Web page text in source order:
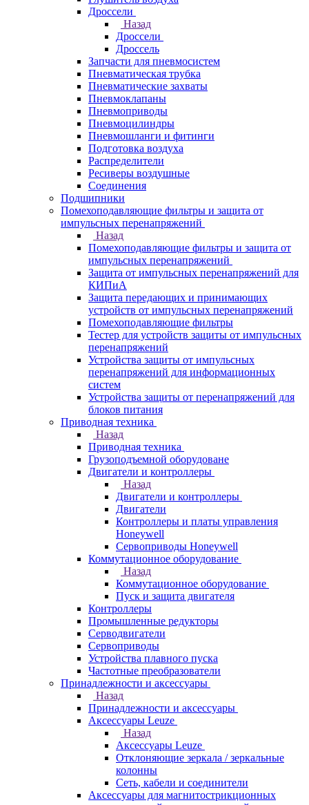
Дроссели
Назад
Дроссели
Дроссель
Запчасти для пневмосистем
Пневматическая трубка
Пневматические захваты
Пневмоклапаны
Пневмоприводы
Пневмоцилиндры
Пневмошланги и фитинги
Подготовка воздуха
Распределители
Ресиверы воздушные
Соединения
Подшипники
Помехоподавляющие фильтры и защита от
импульсных перенапряжений
Назад
Помехоподавляющие фильтры и защита от
импульсных перенапряжений
Защита от импульсных перенапряжений для
КИПиА
Защита передающих и принимающих
устройств от импульсных перенапряжений
Помехоподавляющие фильтры
Тестер для устройств защиты от импульсных
перенапряжений
Устройства защиты от импульсных
перенапряжений для информационных
систем
Устройства защиты от перенапряжений для
блоков питания
Приводная техника
Назад
Приводная техника
Грузоподъемной оборудоване
Двигатели и контроллеры
Назад
Двигатели и контроллеры
Двигатели
Контроллеры и платы управления
Honeywell
Сервоприводы Honeywell
Коммутационное оборудование
Назад
Коммутационное оборудование
Пуск и защита двигателя
Контроллеры
Промышленные редукторы
Серводвигатели
Сервоприводы
Устройства плавного пуска
Частотные преобразователи
Принадлежности и аксессуары
Назад
Принадлежности и аксессуары
Аксессуары Leuze
Назад
Аксессуары Leuze
Отклоняющие зеркала / зеркальные
колонны
Сеть, кабели и соединители
Аксессуары для магнитострикционных